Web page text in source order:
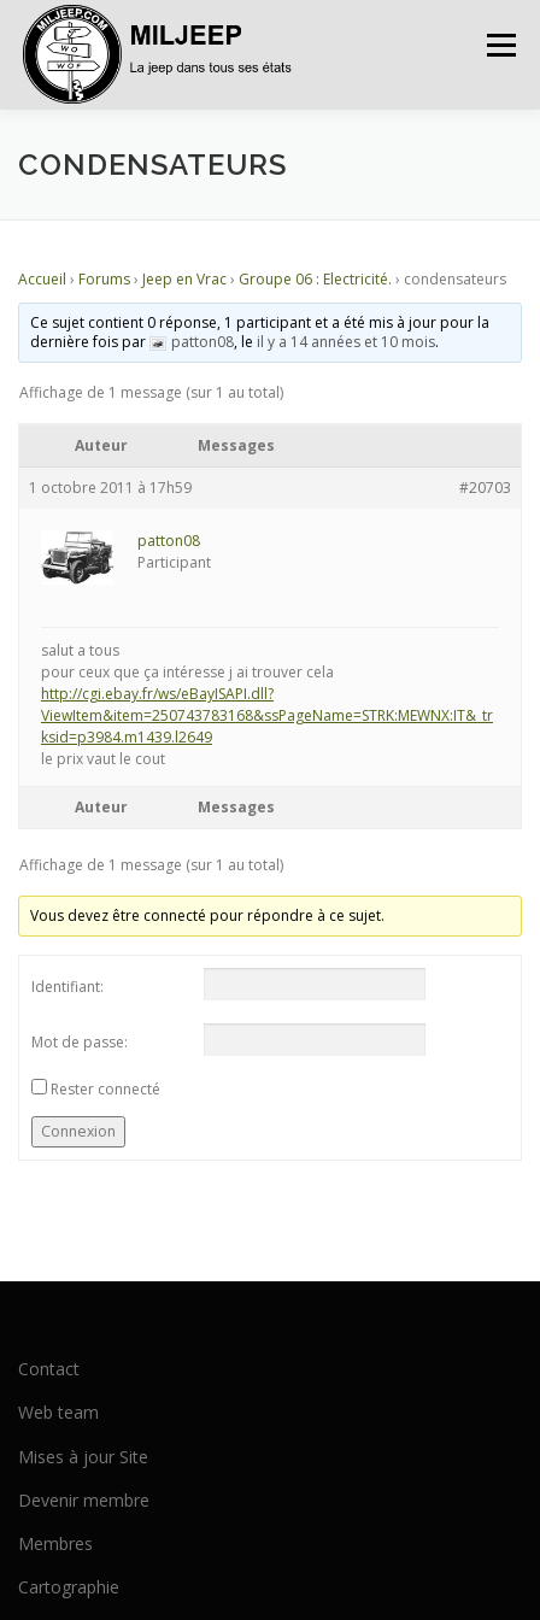
Menu
ACCUEIL ARTICLES PETITES ANNONCES
DOCUMENTATIONS FORUMS S’INSCRIRE
CONDENSATEURS
Accueil › Forums› Jeep en Vrac› Groupe 06 : Electricité. › condensateurs
Ce sujet contient 0 réponse, 1 participant et a été mis à jour pour la
dernière fois par
patton08, le il y a 14 années et 10 mois.
Affichage de 1 message (sur 1 au total)
Auteur Messages
1 octobre 2011 à 17h59 #20703
patton08
Participant
salut a tous
pour ceux que ça intéresse j ai trouver cela
http://cgi.ebay.fr/ws/eBayISAPI.dll?
ViewItem&item=250743783168&ssPageName=STRK:MEWNX:IT&_tr
ksid=p3984.m1439.l2649
le prix vaut le cout
Auteur Messages
Affichage de 1 message (sur 1 au total)
Vous devez être connecté pour répondre à ce sujet.
Identifiant:
Mot de passe:
Rester connecté
Connexion
Contact
Web team
Mises à jour Site
Devenir membre
Membres
Cartographie